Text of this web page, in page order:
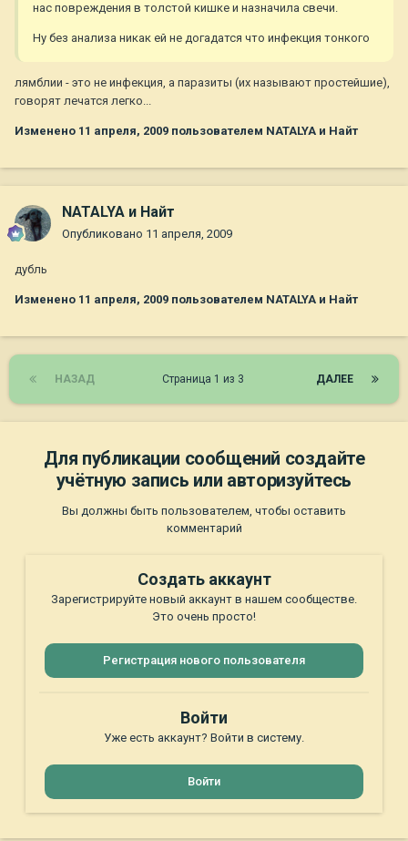
нас повреждения в толстой кишке и назначила свечи.
Ну без анализа никак ей не догадатся что инфекция тонкого
лямблии - это не инфекция, а паразиты (их называют простейшие),
говорят лечатся легко...
Изменено 11 апреля, 2009 пользователем NATALYA и Найт
NATALYA и Найт
Опубликовано 11 апреля, 2009
дубль
Изменено 11 апреля, 2009 пользователем NATALYA и Найт
НАЗАД ДАЛЕЕ
Страница 1 из 3
Для публикации сообщений создайте
учётную запись или авторизуйтесь
Вы должны быть пользователем, чтобы оставить
комментарий
Создать аккаунт
Зарегистрируйте новый аккаунт в нашем сообществе.
Это очень просто!
Регистрация нового пользователя
Войти
Уже есть аккаунт? Войти в систему.
Войти